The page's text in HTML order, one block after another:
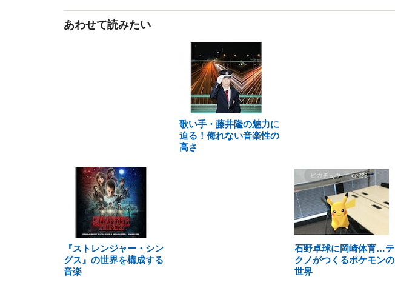
あわせて読みたい
歌い手・藤井隆の魅力に
迫る！侮れない音楽性の
高さ
『ストレンジャー・シン
グス』の世界を構成する
音楽
石野卓球に岡崎体育…テ
クノがつくるポケモンの
世界